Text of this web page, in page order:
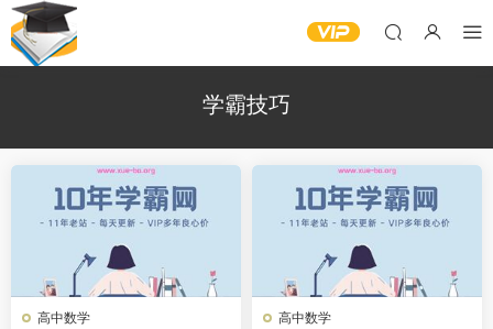
学霸技巧
高中数学 高中数学